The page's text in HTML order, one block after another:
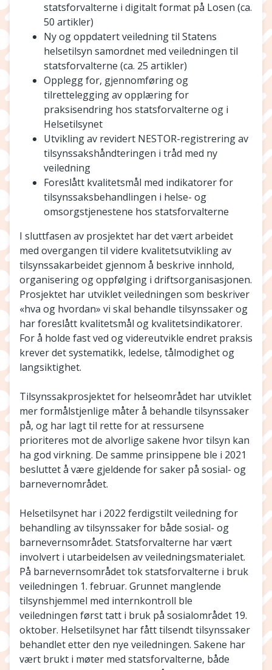
statsforvalterne i digitalt format på Losen (ca.
50 artikler)
Ny og oppdatert veiledning til Statens
helsetilsyn samordnet med veiledningen til
statsforvalterne (ca. 25 artikler)
Opplegg for, gjennomføring og
tilrettelegging av opplæring for
praksisendring hos statsforvalterne og i
Helsetilsynet
Utvikling av revidert NESTOR-registrering av
tilsynssakshåndteringen i tråd med ny
veiledning
Foreslått kvalitetsmål med indikatorer for
tilsynssaksbehandlingen i helse- og
omsorgstjenestene hos statsforvalterne
I sluttfasen av prosjektet har det vært arbeidet
med overgangen til videre kvalitetsutvikling av
tilsynssakarbeidet gjennom å beskrive innhold,
organisering og oppfølging i driftsorganisasjonen.
Prosjektet har utviklet veiledningen som beskriver
«hva og hvordan» vi skal behandle tilsynssaker og
har foreslått kvalitetsmål og kvalitetsindikatorer.
For å holde fast ved og videreutvikle endret praksis
krever det systematikk, ledelse, tålmodighet og
langsiktighet.
Tilsynssakprosjektet for helseområdet har utviklet
mer formålstjenlige måter å behandle tilsynssaker
på, og har lagt til rette for at ressursene
prioriteres mot de alvorlige sakene hvor tilsyn kan
ha god virkning. De samme prinsippene ble i 2021
besluttet å være gjeldende for saker på sosial- og
barnevernområdet.
Helsetilsynet har i 2022 ferdigstilt veiledning for
behandling av tilsynssaker for både sosial- og
barnevernsområdet. Statsforvalterne har vært
involvert i utarbeidelsen av veiledningsmaterialet.
På barnevernsområdet tok statsforvalterne i bruk
veiledningen 1. februar. Grunnet manglende
tilsynshjemmel med internkontroll ble
veiledningen først tatt i bruk på sosialområdet 19.
oktober. Helsetilsynet har fått tilsendt tilsynssaker
behandlet etter den nye veiledningen. Sakene har
vært brukt i møter med statsforvalterne, både